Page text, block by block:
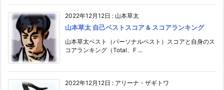
2022年12月12日 : 山本草太
山本草太 自己ベストスコア & スコアランキング
山本草太ベスト（パーソナルベスト）スコアと自身のス
コアランキング（Total、F ...
2022年12月12日 : アリーナ・ザギトワ